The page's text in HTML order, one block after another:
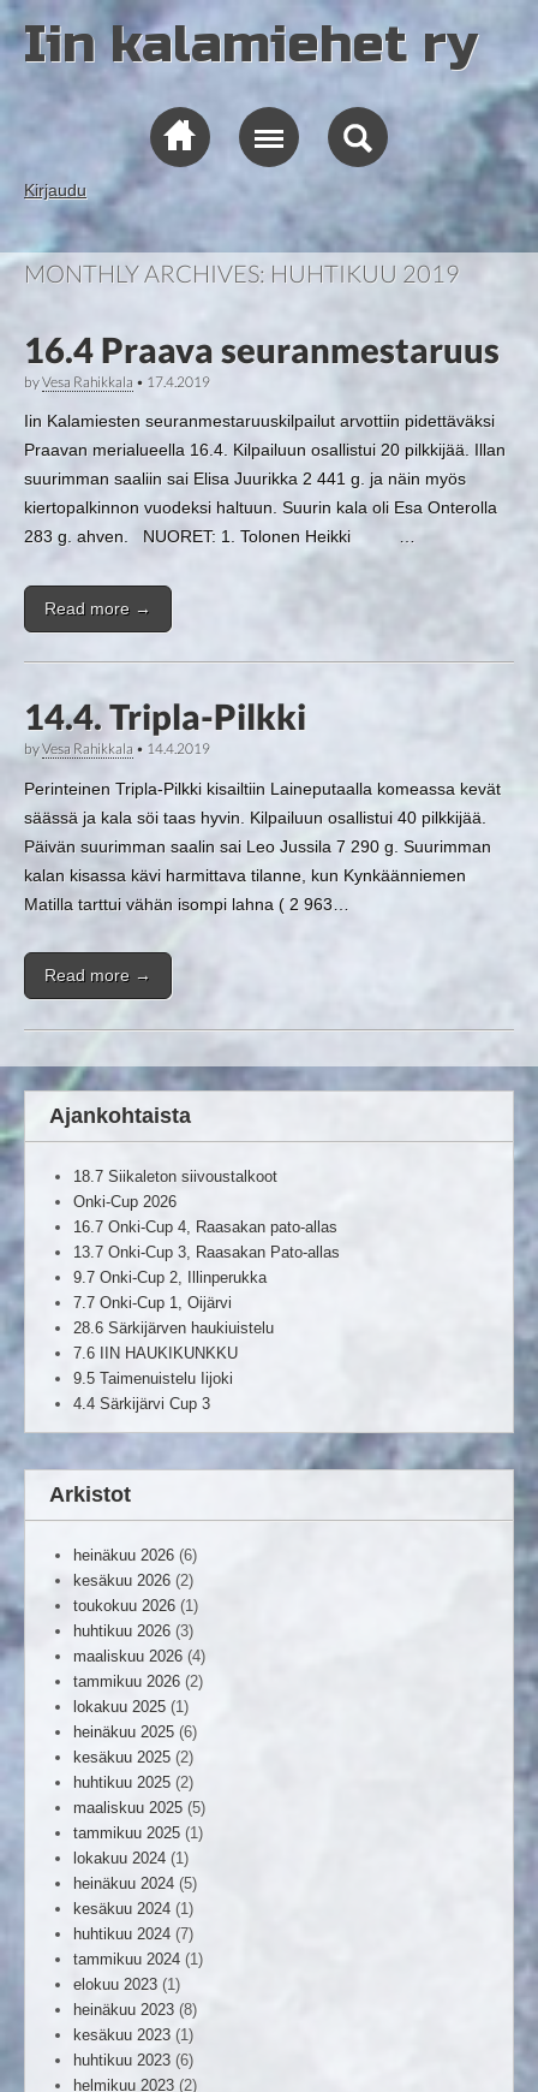
Iin kalamiehet ry
Kirjaudu
MONTHLY ARCHIVES: HUHTIKUU 2019
16.4 Praava seuranmestaruus
byVesa Rahikkala • 17.4.2019
Iin Kalamiesten seuranmestaruuskilpailut arvottiin pidettäväksi
Praavan merialueella 16.4. Kilpailuun osallistui 20 pilkkijää. Illan
suurimman saaliin sai Elisa Juurikka 2 441 g. ja näin myös
kiertopalkinnon vuodeksi haltuun. Suurin kala oli Esa Onterolla
283 g. ahven. NUORET: 1. Tolonen Heikki …
Read more →
14.4. Tripla-Pilkki
byVesa Rahikkala • 14.4.2019
Perinteinen Tripla-Pilkki kisailtiin Laineputaalla komeassa kevät
säässä ja kala söi taas hyvin. Kilpailuun osallistui 40 pilkkijää.
Päivän suurimman saalin sai Leo Jussila 7 290 g. Suurimman
kalan kisassa kävi harmittava tilanne, kun Kynkäänniemen
Matilla tarttui vähän isompi lahna ( 2 963…
Read more →
Ajankohtaista
18.7 Siikaleton siivoustalkoot
Onki-Cup 2026
16.7 Onki-Cup 4, Raasakan pato-allas
13.7 Onki-Cup 3, Raasakan Pato-allas
9.7 Onki-Cup 2, Illinperukka
7.7 Onki-Cup 1, Oijärvi
28.6 Särkijärven haukiuistelu
7.6 IIN HAUKIKUNKKU
9.5 Taimenuistelu Iijoki
4.4 Särkijärvi Cup 3
Arkistot
heinäkuu 2026 (6)
kesäkuu 2026 (2)
toukokuu 2026 (1)
huhtikuu 2026 (3)
maaliskuu 2026 (4)
tammikuu 2026 (2)
lokakuu 2025 (1)
heinäkuu 2025 (6)
kesäkuu 2025 (2)
huhtikuu 2025 (2)
maaliskuu 2025 (5)
tammikuu 2025 (1)
lokakuu 2024 (1)
heinäkuu 2024 (5)
kesäkuu 2024 (1)
huhtikuu 2024 (7)
tammikuu 2024 (1)
elokuu 2023 (1)
heinäkuu 2023 (8)
kesäkuu 2023 (1)
huhtikuu 2023 (6)
helmikuu 2023 (2)